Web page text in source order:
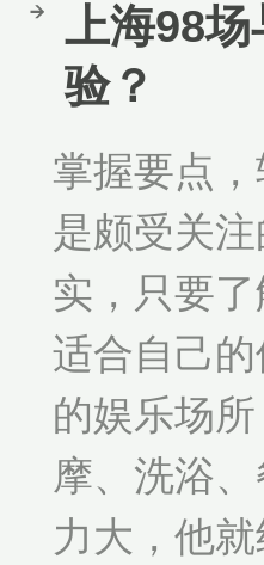
上海98
验？
掌握要点
是颇受关
实，只要
适合自己
的娱乐场
摩、洗浴
力大，他